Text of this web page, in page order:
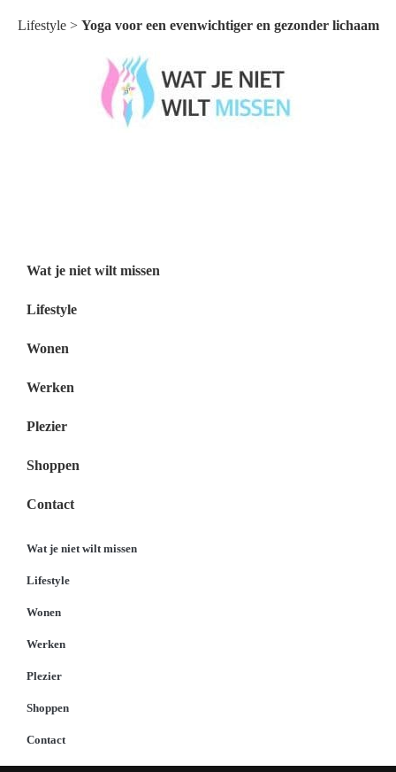
Lifestyle> Yoga voor een evenwichtiger en gezonder lichaam
Wat je niet wilt missen
Lifestyle
Wonen
Werken
Plezier
Shoppen
Contact
Wat je niet wilt missen
Lifestyle
Wonen
Werken
Plezier
Shoppen
Contact